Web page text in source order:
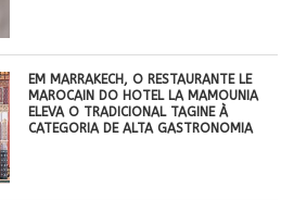
EM MARRAKECH, O RESTAURANTE LE
MAROCAIN DO HOTEL LA MAMOUNIA
ELEVA O TRADICIONAL TAGINE À
CATEGORIA DE ALTA GASTRONOMIA